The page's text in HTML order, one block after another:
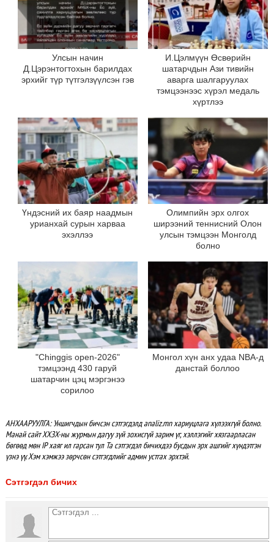
Улсын начин
Д.Цэрэнтогтохын барилдах
эрхийг түр түтгэлзүүлсэн гэв
И.Цэлмүүн Өсвөрийн
шатарчдын Ази тивийн
аварга шалгаруулах
тэмцээнээс хүрэл медаль
хүртлээ
Үндэсний их баяр наадмын
урианхай сурын харваа
эхэллээ
Олимпийн эрх олгох
ширээний теннисний Олон
улсын тэмцээн Монголд
болно
"Chinggis open-2026"
тэмцээнд 430 гаруй
шатарчин цэц мэргэнээ
сорилоо
Монгол хүн анх удаа NBA-д
данстай боллоо
АНХААРУУЛГА: Уншигчдын бичсэн сэтгэгдэлд analiz.mn хариуцлага хүлээхгүй болно.
Манай сайт ХХЗХ-ны журмын дагуу зүй зохисгүй зарим үг, хэллэгийг хязгаарласан
бөгөөд мөн IP хаяг ил гарсан тул Та сэтгэгдэл бичихдээ бусдын эрх ашгийг хүндэтгэн
үзнэ үү. Хэм хэмжээ зөрчсөн сэтгэгдлийг админ устгах эрхтэй.
Сэтгэгдэл бичих